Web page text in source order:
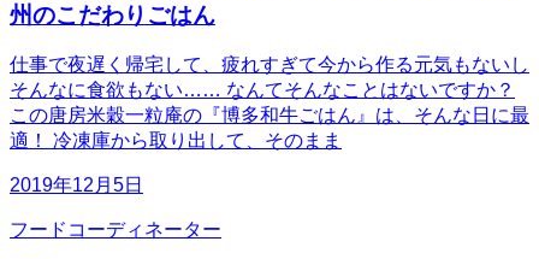
州のこだわりごはん
仕事で夜遅く帰宅して、疲れすぎて今から作る元気もないし
そんなに食欲もない…… なんてそんなことはないですか？
この唐房米穀一粒庵の『博多和牛ごはん』は、そんな日に最
適！ 冷凍庫から取り出して、そのまま
2019年12月5日
フードコーディネーター